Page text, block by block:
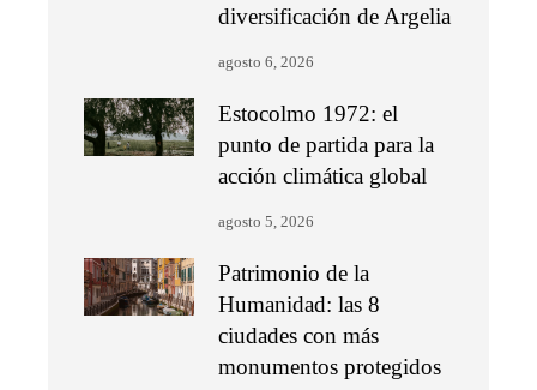
diversificación de Argelia
agosto 6, 2026
Estocolmo 1972: el
punto de partida para la
acción climática global
agosto 5, 2026
Patrimonio de la
Humanidad: las 8
ciudades con más
monumentos protegidos